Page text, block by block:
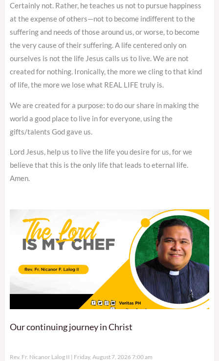
Certainly not. Rather, he teaches us not to pursue happiness
at the expense of others—not to become indifferent to the
suffering and needs of those around us, or worse, to become
the very cause of their suffering. A life centered only on
ourselves is not the life Jesus calls us to live. We are not
created for nothing. Ironically, the more we cling to that kind
of life, the more we lose what REAL LIFE truly is.
We are created for a purpose: to do our share in making the
world a good place to live in for everyone, using the
gifts/talents God gave us.
Lord Jesus, help us to live the life you desire for us, for we
believe that this is the only life that leads to eternal life.
Amen.
Our continuing journey in Christ
Rev. Fr. Nicanor Lalog II Friday, August 7, 2026 7:00 am